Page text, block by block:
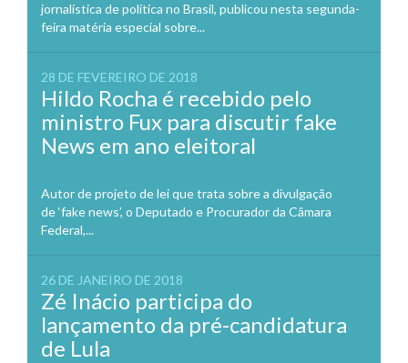
jornalística de política no Brasil, publicou nesta segunda-
feira matéria especial sobre...
28 DE FEVEREIRO DE 2018
Hildo Rocha é recebido pelo
ministro Fux para discutir fake
News em ano eleitoral
Autor de projeto de lei que trata sobre a divulgação
de ‘fake news’, o Deputado e Procurador da Câmara
Federal,...
26 DE JANEIRO DE 2018
Zé Inácio participa do
lançamento da pré-candidatura
de Lula